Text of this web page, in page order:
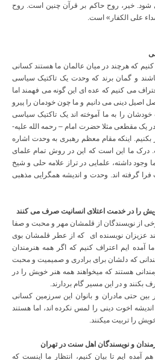
شود. خیر، روح حاکم بر قرآن چنین است. روح
علی الکفار» است.
کنیم که هرچند در میان عالمان ما هستند کسانی
و گمان برند که وحدت یک تاکتیک سیاسی
می کنیم که عده ای این گونه می فهمند اما
اصیل دینی می دانیم و ما چون خودمان را پیرو
را به ما آموخته اند یک تاکتیک سیاسی
مقطعی مثلا حضرت امام – رحمه الله علیه-
بکنیم. اینکه مقام معظم رهبری به وحدت اشاره
درک ما این است که این در روش تمام علمای
وجود داشته، علمایی در تراز علامه حلی و شیخ
گرفته اند. وحدت و اندیشه همگرایی مذهبی
را در خدمت اعتلای انسانیت صرف می کنند
از نویسندگان از قلمشان مهر و محبت و صفا
عزیزان نویسنده ای که از عطر قلمشان بوی
ایم اعتراف کنیم که اگر همه هنرمندان
که دلشان برای برادری و صمیمیت و محبت
هستند که میخواهند همه هنر خویش را در
و در این مسیر گام بردارند.
بین حتی مادران و بانوان این سرزمین کسانی
اخوت دینی را لمس نکرده اند، اما هستند
را تربیت میکنند.
و نویسندگان اهل سنت در تهران
آمده ایم تا بیان کنیم، انتظار ما اینست که